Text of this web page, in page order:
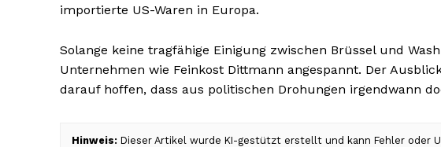
importierte US-Waren in Europa.
Solange keine tragfähige Einigung zwischen Brüssel und
Unternehmen wie Feinkost Dittmann angespannt. Der
darauf hoffen, dass aus politischen Drohungen irgendwann
Hinweis: Dieser Artikel wurde KI-gestützt erstellt und kann Fehler oder